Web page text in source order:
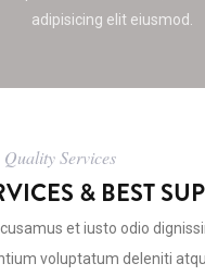
adipisicing elit eiusmod.
Services
& BEST
et iusto odio
voluptatum deleniti